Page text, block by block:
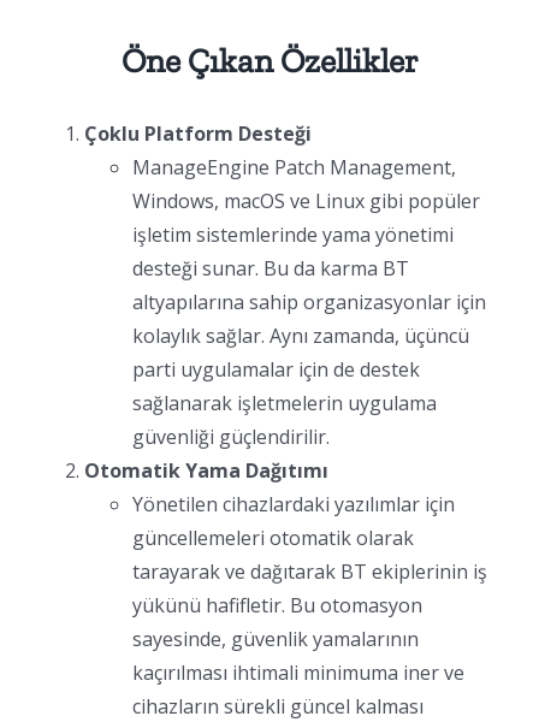
Öne Çıkan Özellikler
Çoklu Platform Desteği
ManageEngine Patch Management,
Windows, macOS ve Linux gibi popüler
işletim sistemlerinde yama yönetimi
desteği sunar. Bu da karma BT
altyapılarına sahip organizasyonlar için
kolaylık sağlar. Aynı zamanda, üçüncü
parti uygulamalar için de destek
sağlanarak işletmelerin uygulama
güvenliği güçlendirilir.
Otomatik Yama Dağıtımı
Yönetilen cihazlardaki yazılımlar için
güncellemeleri otomatik olarak
tarayarak ve dağıtarak BT ekiplerinin iş
yükünü hafifletir. Bu otomasyon
sayesinde, güvenlik yamalarının
kaçırılması ihtimali minimuma iner ve
cihazların sürekli güncel kalması